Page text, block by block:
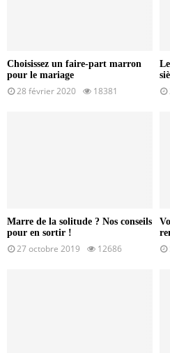
Choisissez un faire-part marron
pour le mariage
28 février 2020 18381
Marre de la solitude ? Nos conseils
pour en sortir !
27 octobre 2019 12686